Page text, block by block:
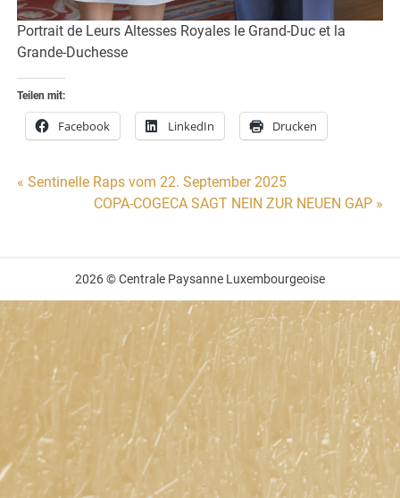
Portrait de Leurs Altesses Royales le Grand-Duc et la
Grande-Duchesse
Teilen mit:
Facebook LinkedIn Drucken
Beitragsnavigation
« Sentinelle Raps vom 22. September 2025
COPA-COGECA SAGT NEIN ZUR NEUEN GAP »
2026 © Centrale Paysanne Luxembourgeoise